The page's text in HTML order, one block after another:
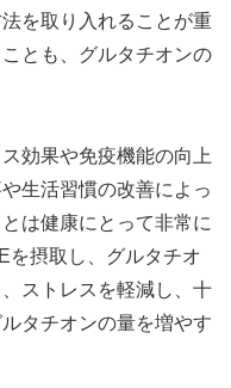
を取り入れることが重
とも、グルタチオンの
効果や免疫機能の向上
生活習慣の改善によっ
は健康にとって非常に
を摂取し、グルタチオ
ストレスを軽減し、十
タチオンの量を増やす